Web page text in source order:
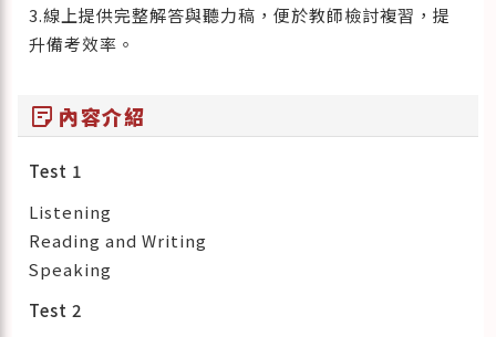
3.線上提供完整解答與聽力稿，便於教師檢討複習，提
升備考效率。
sticky_note_2 內容介紹
Test 1
Listening
Reading and Writing
Speaking
Test 2